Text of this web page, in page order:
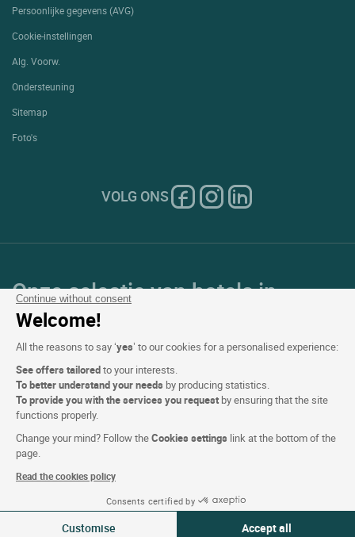
Continue without consent
Welcome!
All the reasons to say ‘yes’ to our cookies for a personalised experience:
See offers tailoredto your interests.
To better understand your needs by producing statistics.
To provide you with the services you request by ensuring that the site
functions properly.
Change your mind? Follow theCookies settings link at the bottom of the
page.
Read the cookies policy
Consents certified by
Customise Accept all
Zie beschikbaarheid
Persoonlijke gegevens (AVG)
Cookie-instellingen
Alg. Voorw.
Ondersteuning
Sitemap
Foto's
VOLG ONS
Onze selectie van hotels in
Frankrijk en Europa
Top Landen
Topregio's
Top Steden
Top Hotels
Logis copyright © 2026 Alle rechten voorbehouden gerealiseerd door